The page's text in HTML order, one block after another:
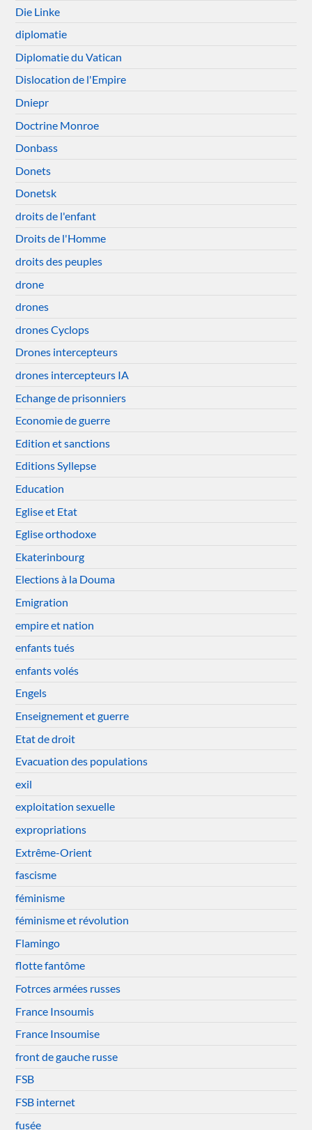
Die Linke
diplomatie
Diplomatie du Vatican
Dislocation de l'Empire
Dniepr
Doctrine Monroe
Donbass
Donets
Donetsk
droits de l'enfant
Droits de l'Homme
droits des peuples
drone
drones
drones Cyclops
Drones intercepteurs
drones intercepteurs IA
Echange de prisonniers
Economie de guerre
Edition et sanctions
Editions Syllepse
Education
Eglise et Etat
Eglise orthodoxe
Ekaterinbourg
Elections à la Douma
Emigration
empire et nation
enfants tués
enfants volés
Engels
Enseignement et guerre
Etat de droit
Evacuation des populations
exil
exploitation sexuelle
expropriations
Extrême-Orient
fascisme
féminisme
féminisme et révolution
Flamingo
flotte fantôme
Fotrces armées russes
France Insoumis
France Insoumise
front de gauche russe
FSB
FSB internet
fusée